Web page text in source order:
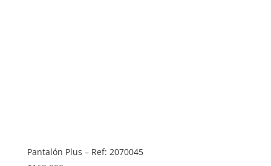
Pantalón Plus – Ref: 2070045